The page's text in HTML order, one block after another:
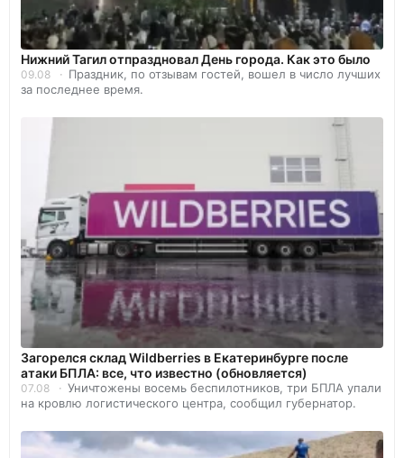
Нижний Тагил отпраздновал День города. Как это было
09.08
Праздник, по отзывам гостей, вошел в число лучших
за последнее время.
Загорелся склад Wildberries в Екатеринбурге после
атаки БПЛА: все, что известно (обновляется)
07.08
Уничтожены восемь беспилотников, три БПЛА упали
на кровлю логистического центра, сообщил губернатор.